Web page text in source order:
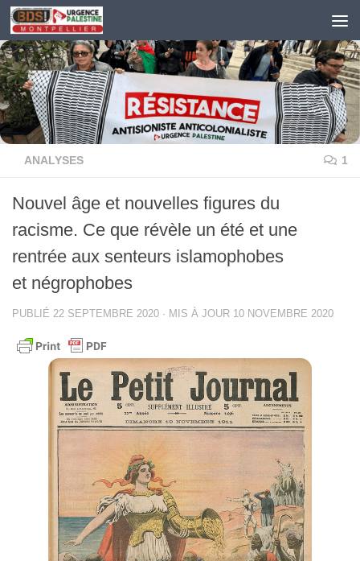
Skip to content
ANALYSES 1
Nouvel âge et nouvelles figures du
racisme. Ce que révèle un été et une
rentrée aux senteurs islamophobes
et négrophobes
PUBLIÉ 22 SEPTEMBRE 2020 · MIS À JOUR 10 NOVEMBRE 2020